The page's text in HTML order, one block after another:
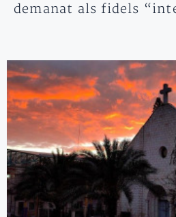
demanat als fidels